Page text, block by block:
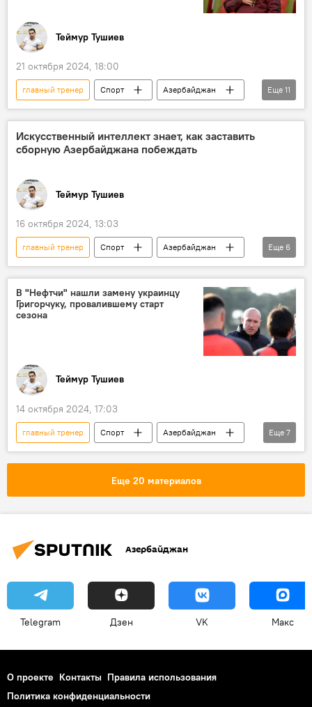
Теймур Тушиев
21 октября 2024, 18:00
главный тренер Спорт
Азербайджан
премьер-лига
Футбол
ФК "Нефтчи"
Роман Григорчук
Рамиль Шейдаев
ФК "Туран-Товуз"
Еще 11
Искусственный интеллект знает, как заставить
сборную Азербайджана побеждать
Теймур Тушиев
16 октября 2024, 13:03
главный тренер Спорт
Азербайджан
Сборная Азербайджана по футболу
Футбол
Фернанду Сантуш
АФФА
нейросети
искусственный интеллект
Еще 6
В "Нефтчи" нашли замену украинцу
Григорчуку, провалившему старт
сезона
Теймур Тушиев
14 октября 2024, 17:03
главный тренер Спорт
Азербайджан
Футбол
премьер-лига
ФК "Карабах"
ФК "Сумгайыт"
Чемпион
Еще 7
Еще 20 материалов
Азербайджан
Telegram Дзен VK Макс
О проекте Контакты Правила использования
Политика конфиденциальности